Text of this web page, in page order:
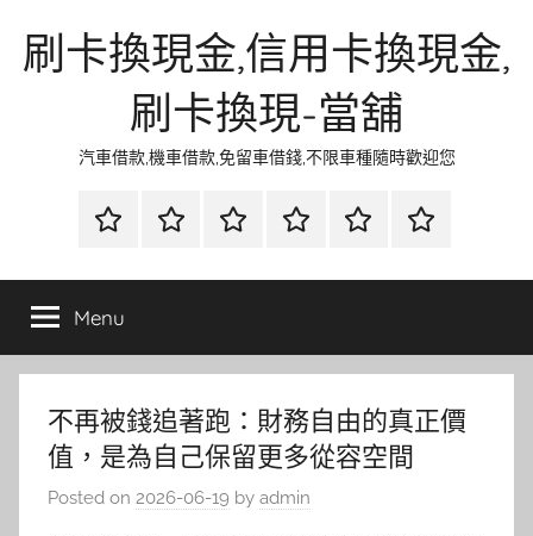
刷卡換現金,信用卡換現金,
刷卡換現-當舖
汽車借款,機車借款,免留車借錢,不限車種隨時歡迎您
首
當
金
網
資
流
時
環
清
聯
徵
Menu
不再被錢追著跑：財務自由的真正價
值，是為自己保留更多從容空間
Posted on 2026-06-19 by admin